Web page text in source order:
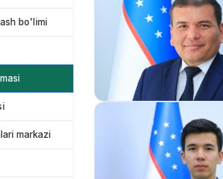
bo'limi
markazi